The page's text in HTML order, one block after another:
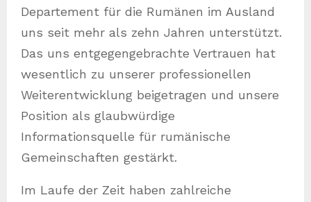
Departement für die Rumänen im Ausland
uns seit mehr als zehn Jahren unterstützt.
Das uns entgegengebrachte Vertrauen hat
wesentlich zu unserer professionellen
Weiterentwicklung beigetragen und unsere
Position als glaubwürdige
Informationsquelle für rumänische
Gemeinschaften gestärkt.
Im Laufe der Zeit haben zahlreiche